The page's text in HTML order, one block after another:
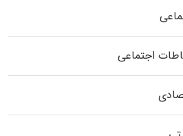
اجتماعی